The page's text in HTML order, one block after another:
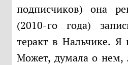
подписчиков) она
(2010-го года)
теракт в Нальчике.
Может, думала о нем,